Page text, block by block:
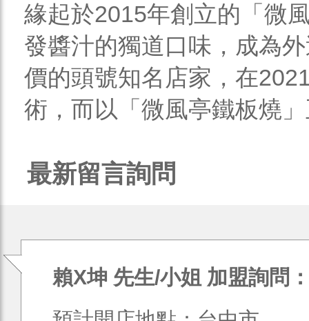
緣起於2015年創立的「微
發醬汁的獨道口味，成為
價的頭號知名店家，在
術，而以「微風亭鐵板燒
最新留言詢問
賴X坤 先生/小姐 加盟詢問